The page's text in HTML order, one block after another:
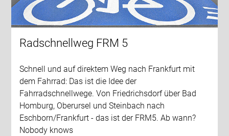
Radschnellweg FRM 5
Schnell und auf direktem Weg nach Frankfurt mit
dem Fahrrad: Das ist die Idee der
Fahrradschnellwege. Von Friedrichsdorf über Bad
Homburg, Oberursel und Steinbach nach
Eschborn/Frankfurt - das ist der FRM5. Ab wann?
Nobody knows